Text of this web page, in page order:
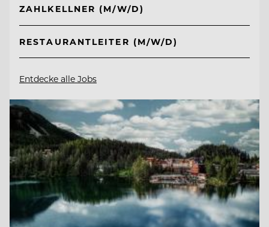
ZAHLKELLNER (M/W/D)
RESTAURANTLEITER (M/W/D)
Entdecke alle Jobs